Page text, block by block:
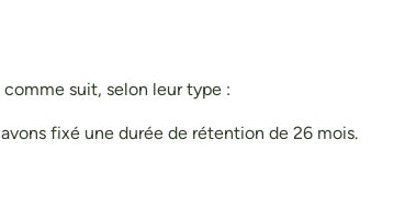
suit, selon leur type :
fixé une durée de rétention de 26 mois.